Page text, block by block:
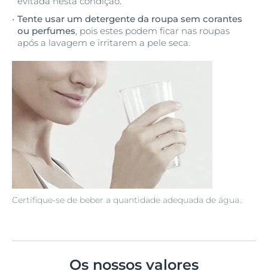
Certifique-se de beber a quantidade adequada de água.
Tente usar um detergente da roupa sem corantes
ou perfumes, pois estes podem ficar nas roupas
após a lavagem e irritarem a pele seca.
Os nossos valores